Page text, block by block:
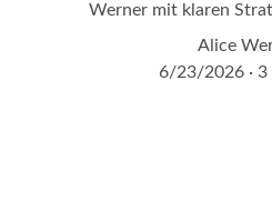
Werner mit klaren
Alice
6/23/2026
3